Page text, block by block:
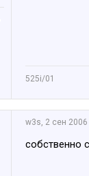
525i/01
w3s, 2 сен 2006
собственно